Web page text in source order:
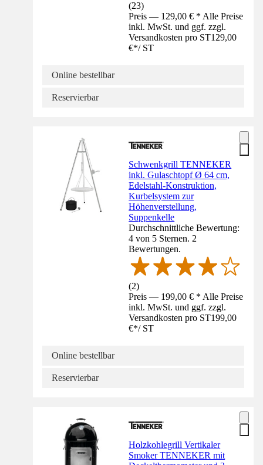
(23)
Preis — 129,00 € * Alle Preise
inkl. MwSt. und ggf. zzgl.
Versandkosten pro ST129,00
€*/ ST
Online bestellbar
Reservierbar
Schwenkgrill TENNEKER
inkl. Gulaschtopf Ø 64 cm,
Edelstahl-Konstruktion,
Kurbelsystem zur
Höhenverstellung,
Suppenkelle
Durchschnittliche Bewertung:
4 von 5 Sternen. 2
Bewertungen.
(2)
Preis — 199,00 € * Alle Preise
inkl. MwSt. und ggf. zzgl.
Versandkosten pro ST199,00
€*/ ST
Online bestellbar
Reservierbar
Holzkohlegrill Vertikaler
Smoker TENNEKER mit